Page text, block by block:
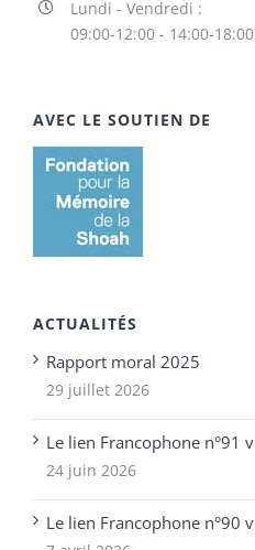
Lundi - Vendredi :
09:00-12:00 - 14:00-18:00
AVEC LE SOUTIEN DE
ACTUALITÉS
Rapport moral 2025
29 juillet 2026
Le lien Francophone n°91
24 juin 2026
Le lien Francophone n°90